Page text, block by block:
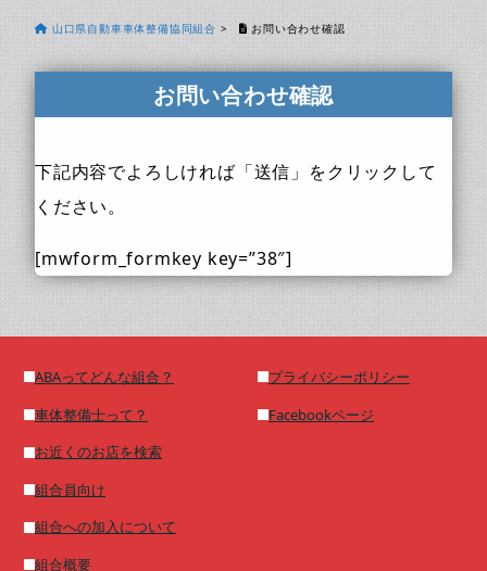
山口県自動車車体整備協同組合 > お問い合わせ確認
お問い合わせ確認
下記内容でよろしければ「送信」をクリックして
ください。
[mwform_formkey key=”38″]
ABAってどんな組合？
車体整備士って？
お近くのお店を検索
組合員向け
組合への加入について
組合概要
プライバシーポリシー
Facebookページ